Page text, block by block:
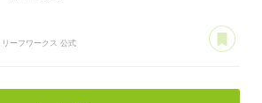
リーフワークス 公式